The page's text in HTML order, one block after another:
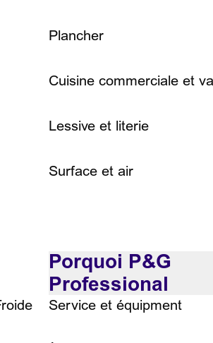
Plancher
Cuisine commerciale et
Lessive et literie
Surface et air
Porquoi P&G
Professional
Service et équipment